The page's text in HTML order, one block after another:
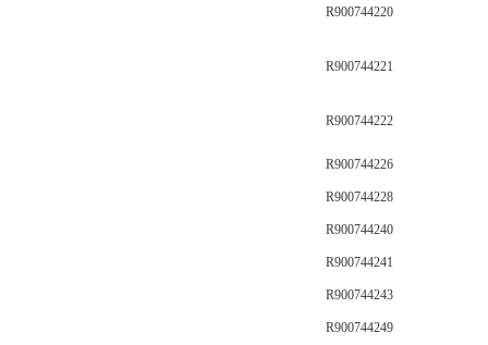
R900744220
R900744221
R900744222
R900744226
R900744228
R900744240
R900744241
R900744243
R900744249